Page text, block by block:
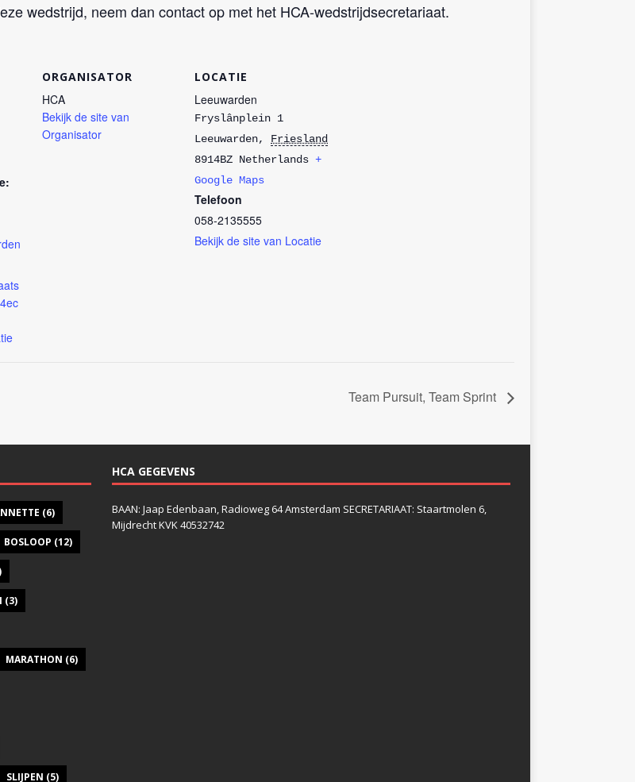
wedstrijd, neem dan contact op met het HCA-wedstrijdsecretariaat.
ORGANISATOR
HCA
Bekijk de site van
Organisator
LOCATIE
Leeuwarden
Fryslânplein 1
Leeuwarden,
Friesland
8914BZ Netherlands +
Google Maps
Telefoon
058-2135555
Bekijk de site van Locatie
Team Pursuit, Team Sprint
(6)
BOSLOOP (12)
(3)
MARATHON (6)
SLIJPEN (5)
HCA GEGEVENS
BAAN: Jaap Edenbaan, Radioweg 64 Amsterdam SECRETARIAAT: Staartmolen 6,
Mijdrecht KVK 40532742